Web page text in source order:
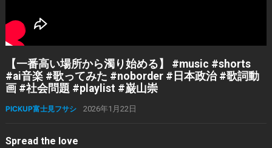
【一番高い場所から濁り始める】 #music #shorts
#ai音楽 #歌ってみた #noborder #日本政治 #歌詞動
画 #社会問題 #playlist #巌山崇
PICKUP富士見フサシ 2026年1月22日
Spread the love